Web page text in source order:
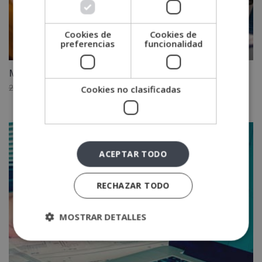
Máster Diseño de Videojuegos
2,400.00
era:
2,400.00€.
€El
es:
1,200.00€.
Cookies de
preferencias
Cookies de
funcionalidad
Cookies no clasificadas
ACEPTAR TODO
RECHAZAR TODO
MOSTRAR DETALLES